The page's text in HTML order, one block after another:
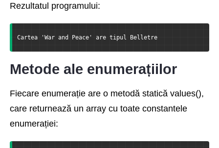
Rezultatul programului:
Cartea 'War and Peace' are tipul Belletre
Metode ale enumerațiilor
Fiecare enumerație are o metodă statică values(),
care returnează un array cu toate constantele
enumerației: